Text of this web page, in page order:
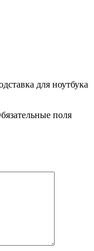
для ноутбука
поля